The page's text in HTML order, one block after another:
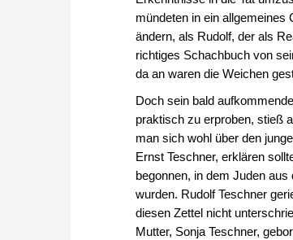
mündeten in ein
ändern, als Rudolf, der als
richtiges Schachbuch von
da an waren die Weichen
Doch sein bald
praktisch zu erproben, stieß
man sich wohl über den
Ernst Teschner, erklären
begonnen, in dem Juden
wurden. Rudolf Teschner
diesen Zettel nicht
Mutter, Sonja Teschner,